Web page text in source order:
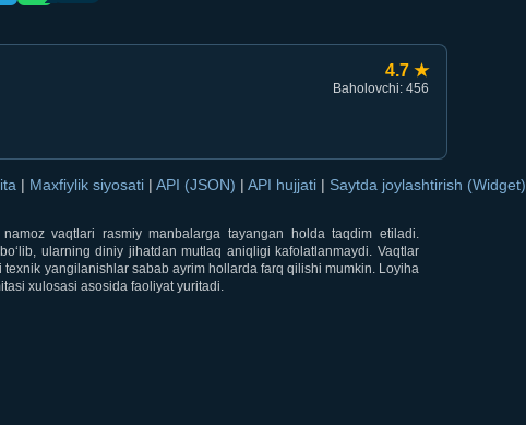
4.7 ★
Baholovchi: 456
| Maxfiylik siyosati | API (JSON) | API hujjati | Saytda joylashtirish (Widget)
namoz vaqtlari rasmiy manbalarga tayangan holda taqdim etiladi.
ularning diniy jihatdan mutlaq aniqligi kafolatlanmaydi. Vaqtlar
yangilanishlar sabab ayrim hollarda farq qilishi mumkin. Loyiha
xulosasi asosida faoliyat yuritadi.